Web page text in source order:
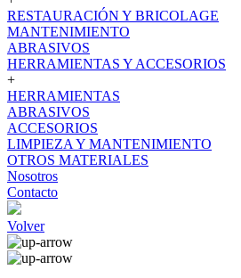
RESTAURACIÓN Y BRICOLAGE
MANTENIMIENTO
ABRASIVOS
HERRAMIENTAS Y ACCESORIOS
+
HERRAMIENTAS
ABRASIVOS
ACCESORIOS
LIMPIEZA Y MANTENIMIENTO
OTROS MATERIALES
Nosotros
Contacto
Volver